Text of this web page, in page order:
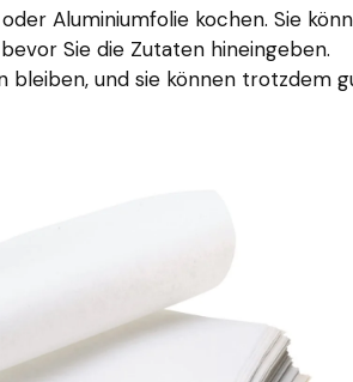
Aluminiumfolie kochen. Sie
Sie die Zutaten hineingeben.
bleiben, und sie können trotzdem